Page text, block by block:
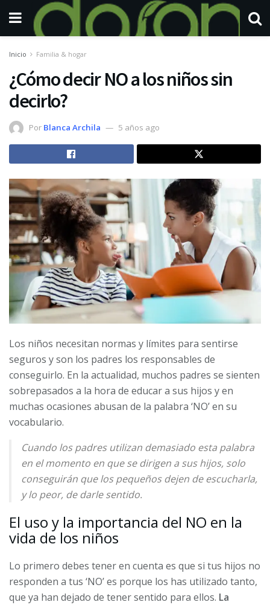
Inicio Familia & hogar
¿Cómo decir NO a los niños sin
decirlo?
Por Blanca Archila 5 años ago
Los niños necesitan normas y límites para sentirse
seguros y son los padres los responsables de
conseguirlo. En la actualidad, muchos padres se sienten
sobrepasados a la hora de educar a sus hijos y en
muchas ocasiones abusan de la palabra ‘NO’ en su
vocabulario.
Cuando los padres utilizan demasiado esta palabra
en el momento en que se dirigen a sus hijos, solo
conseguirán que los pequeños dejen de escucharla,
y lo peor, de darle sentido.
El uso y la importancia del NO en la
vida de los niños
Lo primero debes tener en cuenta es que si tus hijos no
responden a tus ‘NO’ es porque los has utilizado tanto,
que ya han dejado de tener sentido para ellos. La